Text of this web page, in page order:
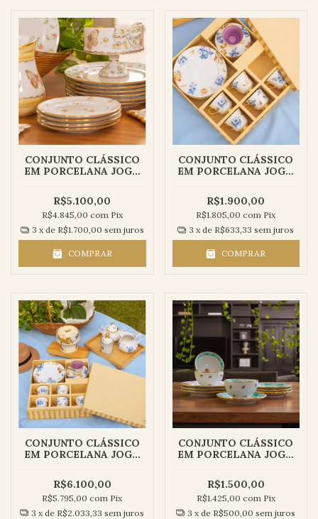
CONJUNTO CLÁSSICO
EM PORCELANA JOGO
COLEÇÃO AURORA - 29
peças
R$5.100,00
R$4.845,00 com Pix
3 x de R$1.700,00 sem juros
COMPRAR
CONJUNTO CLÁSSICO
EM PORCELANA JOGO
LILIBETH - 12 peças
R$1.900,00
R$1.805,00com Pix
3 x de R$633,33 sem juros
COMPRAR
CONJUNTO CLÁSSICO
EM PORCELANA JOGO
COLEÇÃO LILIBETH -
16 peças
R$6.100,00
R$5.795,00com Pix
3 x de R$2.033,33 sem juros
CONJUNTO CLÁSSICO
EM PORCELANA JOGO
TIFANY - 12 peças
R$1.500,00
R$1.425,00 com Pix
3 x de R$500,00 sem juros